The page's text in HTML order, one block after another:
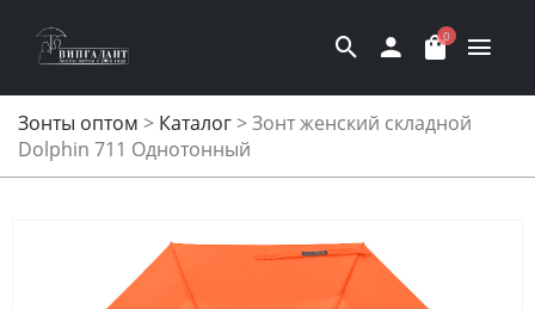
0
Зонты оптом > Каталог>Зонт женский складной
Dolphin 711 Однотонный